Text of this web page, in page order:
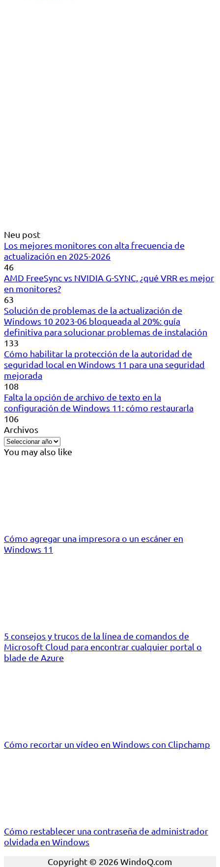
Neu post
Los mejores monitores con alta frecuencia de
actualización en 2025-2026
46
AMD FreeSync vs NVIDIA G-SYNC, ¿qué VRR es mejor
en monitores?
63
Solución de problemas de la actualización de
Windows 10 2023-06 bloqueada al 20%: guía
definitiva para solucionar problemas de instalación
133
Cómo habilitar la protección de la autoridad de
seguridad local en Windows 11 para una seguridad
mejorada
108
Falta la opción de archivo de texto en la
configuración de Windows 11: cómo restaurarla
106
Archivos
You may also like
Cómo agregar una impresora o un escáner en
Windows 11
5 consejos y trucos de la línea de comandos de
Microsoft Cloud para encontrar cualquier portal o
blade de Azure
Cómo recortar un vídeo en Windows con Clipchamp
Cómo restablecer una contraseña de administrador
olvidada en Windows
Copyright © 2026 WindoQ.com